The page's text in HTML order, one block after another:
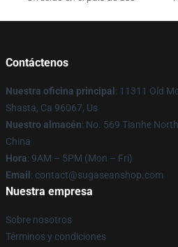
Contáctenos
Nuestra oficina principal : 11311 Old
Shasta, Ca 96067, Us
Nuestro almacén: No. 569 Tianhe
China
Hora: 9AM – 5PM (Mon – Fri)
Email : contact@sugaseanshop.com
Nuestra empresa
Sobre nosotros
Términos y condiciones